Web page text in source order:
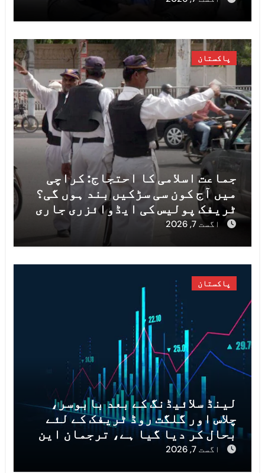
پاکستان
جماعت اسلامی کا احتجاج: کراچی
میں آج کون سی سڑکیں بند ہوں گی؟
ٹریفک پولیس کی ایڈوائزری جاری
اگست 7, 2026
پاکستان
لینڈ سلائیڈنگ کے بعد بابوسر،
چلاس اور گلگت روڈ ٹریفک کے لئے
بحال کر دیا گیا ہے، ترجمان این
ایچ اے
اگست 7, 2026